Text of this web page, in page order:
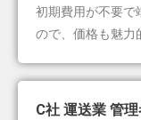
初期費用が不要で
ので、価格も魅力
C社 運送業 管